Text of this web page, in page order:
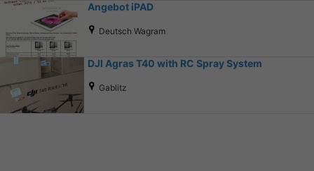
Angebot iPAD
Deutsch Wagram
DJI Agras T40 with RC Spray System
Gablitz